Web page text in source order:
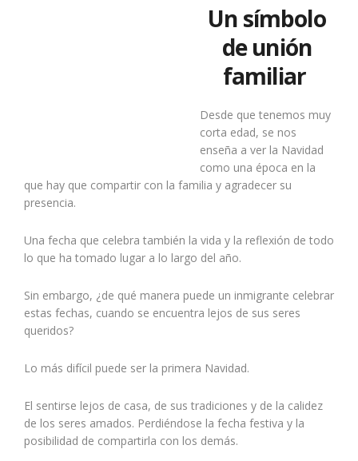
Un símbolo
de unión
familiar
Desde que tenemos muy
corta edad, se nos
enseña a ver la Navidad
como una época en la
que hay que compartir con la familia y agradecer su
presencia.
Una fecha que celebra también la vida y la reflexión de todo
lo que ha tomado lugar a lo largo del año.
Sin embargo, ¿de qué manera puede un inmigrante celebrar
estas fechas, cuando se encuentra lejos de sus seres
queridos?
Lo más difícil puede ser la primera Navidad.
El sentirse lejos de casa, de sus tradiciones y de la calidez
de los seres amados. Perdiéndose la fecha festiva y la
posibilidad de compartirla con los demás.